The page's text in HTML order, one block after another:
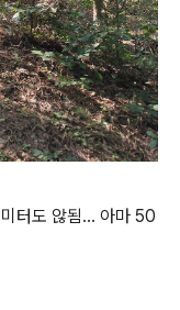
터도 않됨... 아마 50